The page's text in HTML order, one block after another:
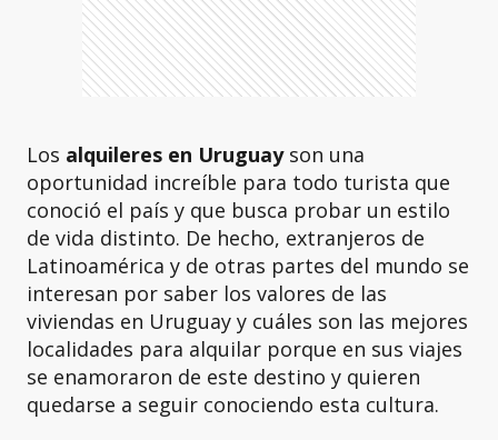
Los alquileres en Uruguay son una
oportunidad increíble para todo turista que
conoció el país y que busca probar un estilo
de vida distinto. De hecho, extranjeros de
Latinoamérica y de otras partes del mundo se
interesan por saber los valores de las
viviendas en Uruguay y cuáles son las mejores
localidades para alquilar porque en sus viajes
se enamoraron de este destino y quieren
quedarse a seguir conociendo esta cultura.